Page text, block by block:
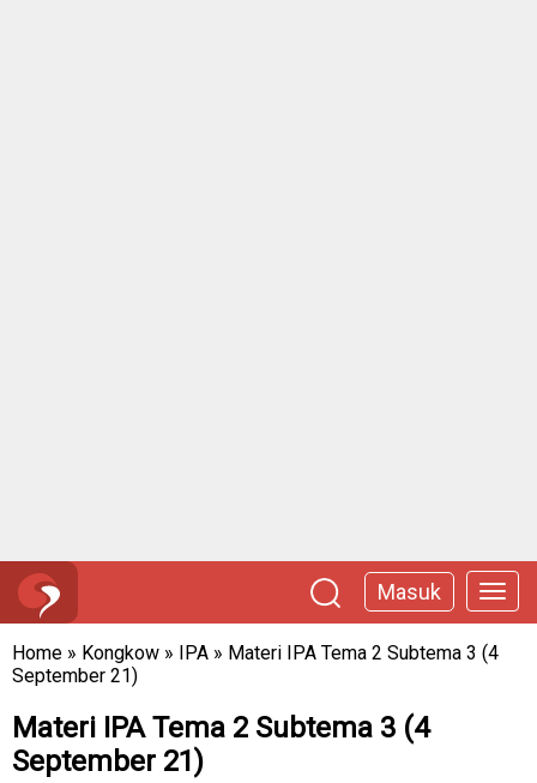
Masuk
Home » Kongkow » IPA » Materi IPA Tema 2 Subtema 3 (4
September 21)
Materi IPA Tema 2 Subtema 3 (4
September 21)